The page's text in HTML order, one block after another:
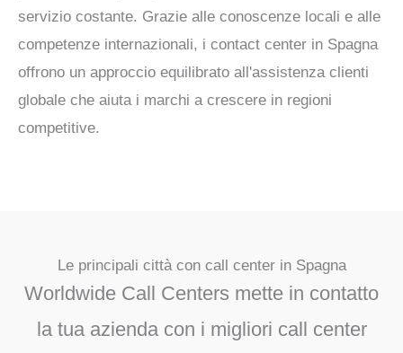
servizio costante. Grazie alle conoscenze locali e alle
competenze internazionali, i contact center in Spagna
offrono un approccio equilibrato all'assistenza clienti
globale che aiuta i marchi a crescere in regioni
competitive.
Le principali città con call center in Spagna
Worldwide Call Centers mette in contatto
la tua azienda con i migliori call center